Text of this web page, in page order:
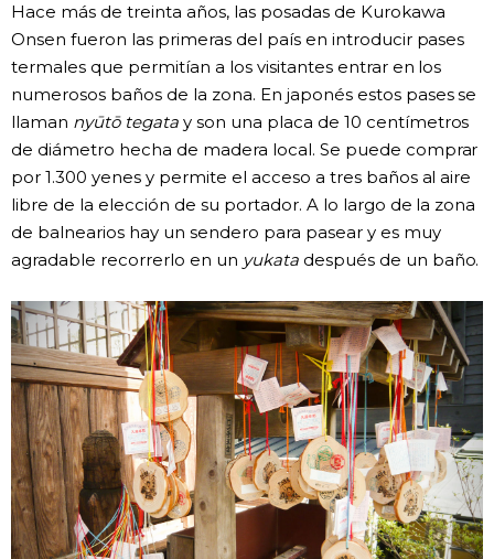
Hace más de treinta años, las posadas de Kurokawa
Onsen fueron las primeras del país en introducir pases
termales que permitían a los visitantes entrar en los
numerosos baños de la zona. En japonés estos pases se
llaman nyūtō tegatay son una placa de 10 centímetros
de diámetro hecha de madera local. Se puede comprar
por 1.300 yenes y permite el acceso a tres baños al aire
libre de la elección de su portador. A lo largo de la zona
de balnearios hay un sendero para pasear y es muy
agradable recorrerlo en un yukatadespués de un baño.